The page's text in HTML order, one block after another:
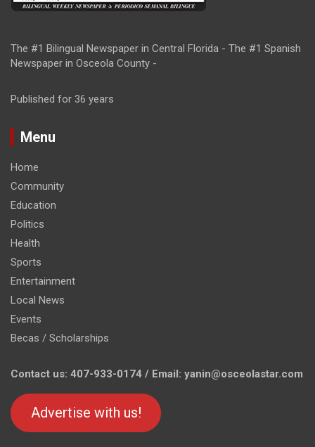
The #1 Bilingual Newspaper in Central Florida - The #1 Spanish
Newspaper in Osceola County -
Published for 36 years
Menu
Home
Community
Education
Politics
Health
Sports
Entertainment
Local News
Events
Becas / Scholarships
Contact us: 407-933-0174 / Email: yanin@osceolastar.com
Advertise with us!